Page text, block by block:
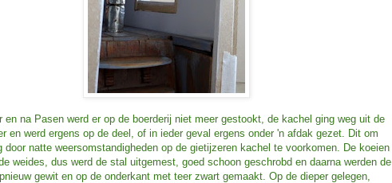
en na Pasen werd er op de boerderij niet meer gestookt, de kachel ging weg uit de
en werd ergens op de deel, of in ieder geval ergens onder 'n afdak gezet. Dit om
door natte weersomstandigheden op de gietijzeren kachel te voorkomen. De koeien
weides, dus werd de stal uitgemest, goed schoon geschrobd en daarna werden de
gewit en op de onderkant met teer zwart gemaakt. Op de dieper gelegen,